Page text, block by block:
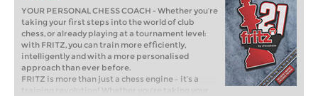
YOUR PERSONAL CHESS COACH - Whether you’re
taking your first steps into the world of club
chess, or already playing at a tournament level:
with FRITZ, you can train more efficiently,
intelligently and with a more personalised
approach than ever before.
FRITZ is more than just a chess engine – it’s a
training revolution! Whether you’re taking your